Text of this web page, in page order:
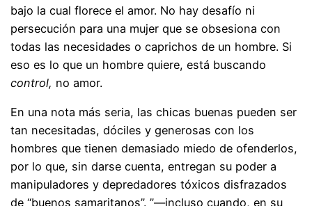
bajo la cual florece el amor. No hay desafío ni
persecución para una mujer que se obsesiona con
todas las necesidades o caprichos de un hombre. Si
eso es lo que un hombre quiere, está buscando
control, no amor.
En una nota más seria, las chicas buenas pueden ser
tan necesitadas, dóciles y generosas con los
hombres que tienen demasiado miedo de ofenderlos,
por lo que, sin darse cuenta, entregan su poder a
manipuladores y depredadores tóxicos disfrazados
de “buenos samaritanos”. ”—incluso cuando, en su